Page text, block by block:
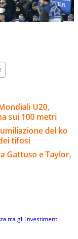
U20,
sui 100 metri
del ko
tifosi
Gattuso e Taylor,
tra gli investimenti